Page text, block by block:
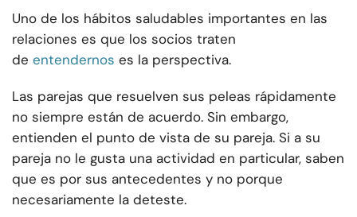
Uno de los hábitos saludables importantes en las
relaciones es que los socios traten
de entendernos es la perspectiva.
Las parejas que resuelven sus peleas rápidamente
no siempre están de acuerdo. Sin embargo,
entienden el punto de vista de su pareja. Si a su
pareja no le gusta una actividad en particular, saben
que es por sus antecedentes y no porque
necesariamente la deteste.